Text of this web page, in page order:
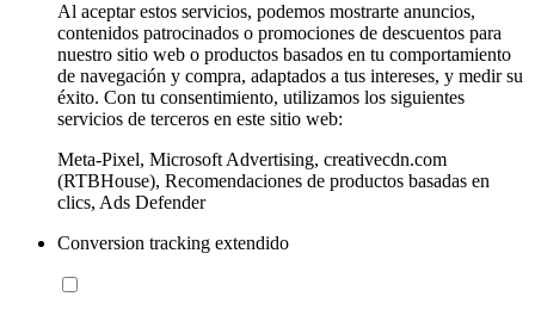
Al aceptar estos servicios, podemos mostrarte anuncios,
contenidos patrocinados o promociones de descuentos para
nuestro sitio web o productos basados en tu comportamiento
de navegación y compra, adaptados a tus intereses, y medir su
éxito. Con tu consentimiento, utilizamos los siguientes
servicios de terceros en este sitio web:
Meta-Pixel, Microsoft Advertising, creativecdn.com
(RTBHouse), Recomendaciones de productos basadas en
clics, Ads Defender
Conversion tracking extendido